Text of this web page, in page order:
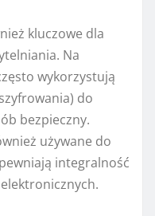
kluczowe dla
Na
wykorzystują
do
bezpieczny.
używane do
integralność